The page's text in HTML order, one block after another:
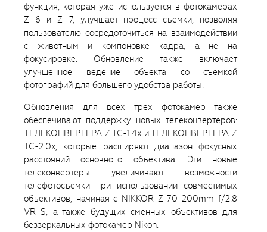
функция, которая уже используется в фотокамерах
Z 6 и Z 7, улучшает процесс съемки, позволяя
пользователю сосредоточиться на взаимодействии
с животным и компоновке кадра, а не на
фокусировке. Обновление также включает
улучшенное ведение объекта со съемкой
фотографий для большего удобства работы.
Обновления для всех трех фотокамер также
обеспечивают поддержку новых телеконвертеров:
ТЕЛЕКОНВЕРТЕРА Z TC-1.4x и ТЕЛЕКОНВЕРТЕРА Z
TC-2.0x, которые расширяют диапазон фокусных
расстояний основного объектива. Эти новые
телеконвертеры увеличивают возможности
телефотосъемки при использовании совместимых
объективов, начиная с NIKKOR Z 70-200mm f/2.8
VR S, а также будущих сменных объективов для
беззеркальных фотокамер Nikon.